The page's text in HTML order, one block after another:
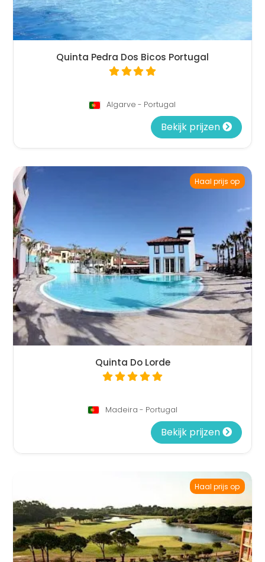
Quinta Pedra Dos Bicos Portugal
Algarve - Portugal
Bekijk prijzen
Haal prijs op
Quinta Do Lorde
Madeira - Portugal
Bekijk prijzen
Haal prijs op